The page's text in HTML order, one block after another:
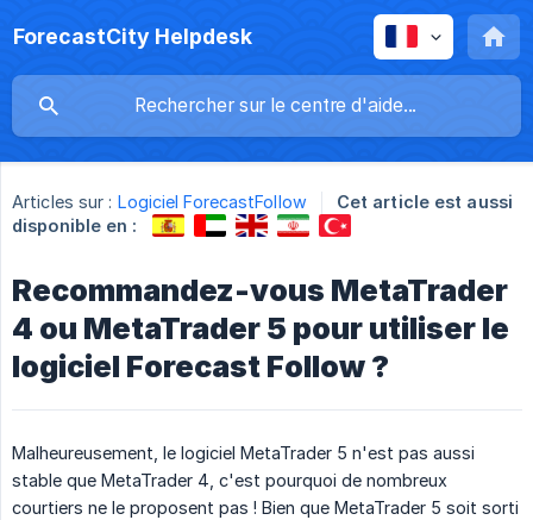
ForecastCity Helpdesk
Articles sur : Logiciel ForecastFollow
Cet article est aussi
disponible en :
Recommandez-vous MetaTrader
4 ou MetaTrader 5 pour utiliser le
logiciel Forecast Follow ?
Malheureusement, le logiciel MetaTrader 5 n'est pas aussi
stable que MetaTrader 4, c'est pourquoi de nombreux
courtiers ne le proposent pas ! Bien que MetaTrader 5 soit sorti